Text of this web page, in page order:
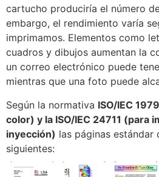
cartucho produciría el número
embargo, el rendimiento varía
imprimamos. Elementos como
cuadros y dibujos aumentan la
un correo electrónico puede
mientras que una foto puede
Según la normativa ISO/IEC
color) y la ISO/IEC 24711 (para
inyección) las páginas estándar
siguientes: